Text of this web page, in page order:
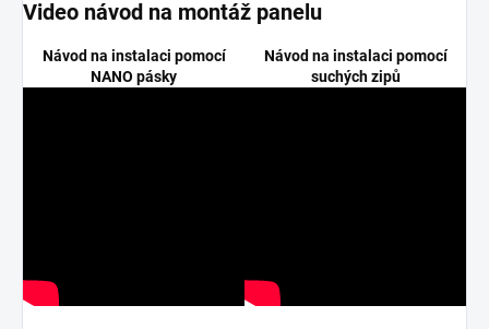
Video návod na montáž panelu
Návod na instalaci pomocí
NANO pásky
Návod na instalaci pomocí
suchých zipů